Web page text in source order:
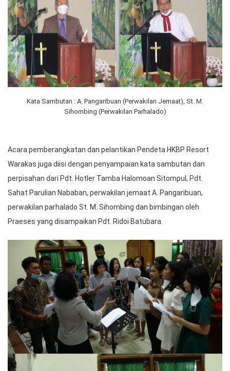
Kata Sambutan : A. Pangaribuan (Perwakilan Jemaat), St. M.
Sihombing (Perwakilan Parhalado)
Acara pemberangkatan dan pelantikan Pendeta HKBP Resort
Warakas juga diisi dengan penyampaian kata sambutan dan
perpisahan dari Pdt. Hotler Tamba Halomoan Sitompul, Pdt.
Sahat Parulian Nababan, perwakilan jemaat A. Pangaribuan,
perwakilan parhalado St. M. Sihombing dan bimbingan oleh
Praeses yang disampaikan Pdt. Ridoi Batubara.